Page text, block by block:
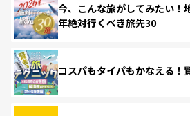
今、こんな旅がしてみたい！
年絶対行くべき旅先30
コスパもタイパもかなえる！